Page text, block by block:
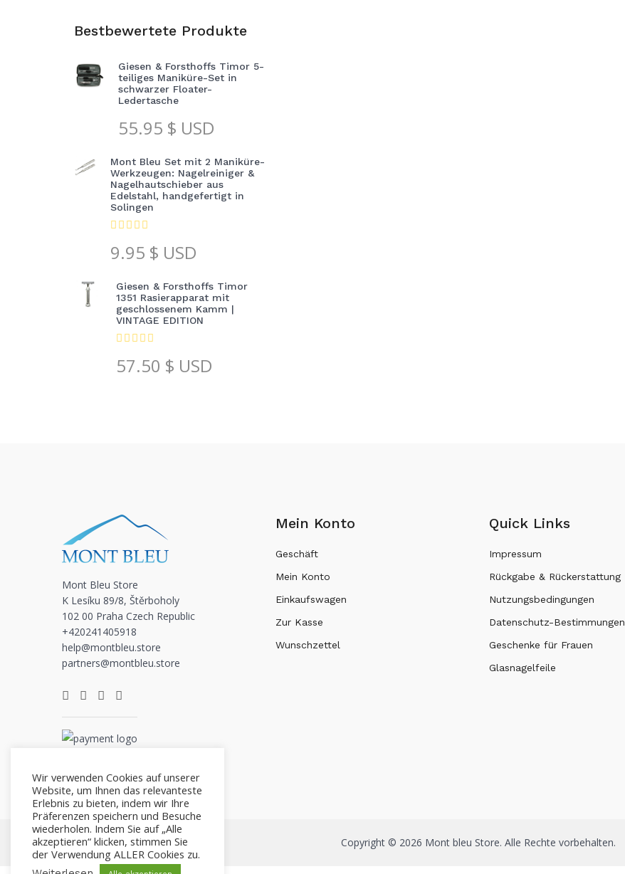
Bestbewertete Produkte
Giesen & Forsthoffs Timor 5-
teiliges Maniküre-Set in
schwarzer Floater-
Ledertasche
55.95 $ USD
Mont Bleu Set mit 2 Maniküre-
Werkzeugen: Nagelreiniger &
Nagelhautschieber aus
Edelstahl, handgefertigt in
Solingen
9.95 $ USD
Giesen & Forsthoffs Timor
1351 Rasierapparat mit
geschlossenem Kamm |
VINTAGE EDITION
57.50 $ USD
Mont Bleu Store
K Lesíku 89/8, Štěrboholy
102 00 Praha Czech Republic
+420241405918
help@montbleu.store
partners@montbleu.store
Mein Konto
Geschäft
Mein Konto
Einkaufswagen
Zur Kasse
Wunschzettel
Quick Links
Impressum
Rückgabe & Rückerstattung
Nutzungsbedingungen
Datenschutz-Bestimmungen
Geschenke für Frauen
Glasnagelfeile
Copyright © 2026 Mont bleu Store. Alle Rechte vorbehalten.
Wir verwenden Cookies auf unserer
Website, um Ihnen das relevanteste
Erlebnis zu bieten, indem wir Ihre
Präferenzen speichern und Besuche
wiederholen. Indem Sie auf „Alle
akzeptieren“ klicken, stimmen Sie
der Verwendung ALLER Cookies zu.